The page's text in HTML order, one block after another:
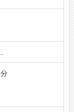
にハローワーク